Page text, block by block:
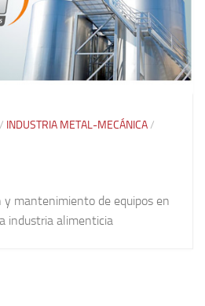
/ INDUSTRIA METAL-MECÁNICA/
y mantenimiento de equipos en
industria alimenticia